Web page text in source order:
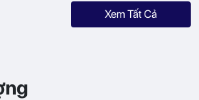
Xem Tất Cả